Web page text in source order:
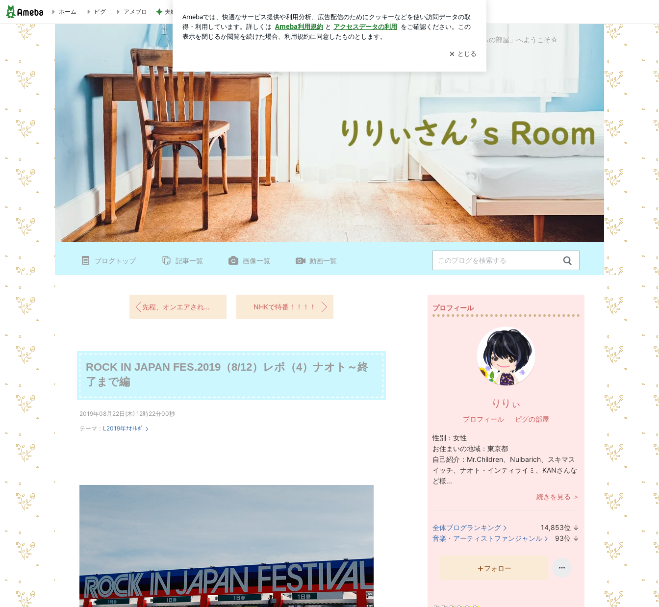
ROCK IN JAPAN FES.2019（8/12）レポ（4）ナオト～終了まで編 | りりぃさん’s Room
ホーム ピグ アメブロ 夫婦喧嘩でマザコンを自白した夫弟 ログイン
音楽・旅・映画大好き！「りりぃの部屋」へようこそ☆
ブログトップ 記事一覧 画像一覧 動画一覧
先程、オンエアされた、LINE MUSICのサマソニでのNulbarichインタビュー.... NHKで特番！！！！
ROCK IN JAPAN FES.2019（8/12）レポ（4）ナオト～終
了まで編
2019年08月22日(木) 12時22分00秒
テーマ： L2019年ﾅｵﾄﾚﾎﾟ
プロフィール
りりぃ
プロフィール ピグの部屋
性別： 女性
お住まいの地域： 東京都
自己紹介： Mr.Children、Nulbarich、スキマス
イッチ、ナオト・インティライミ、KANさんな
ど様...
続きを見る ＞
全体ブログランキング 14,853位 ↓
音楽・アーティストファンジャンル 93位 ↓
フォロー